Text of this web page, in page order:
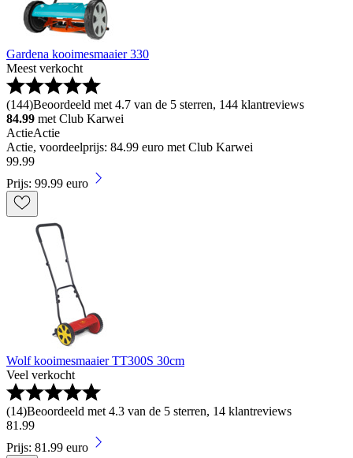
Gardena kooimesmaaier 330
Meest verkocht
(144)Beoordeeld met 4.7 van de 5 sterren, 144 klantreviews
84.99 met Club Karwei
ActieActie
Actie, voordeelprijs: 84.99 euro met Club Karwei
99.99
Prijs: 99.99 euro
Wolf kooimesmaaier TT300S 30cm
Veel verkocht
(14)Beoordeeld met 4.3 van de 5 sterren, 14 klantreviews
81.99
Prijs: 81.99 euro